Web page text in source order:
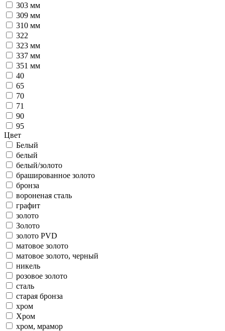
303 мм
309 мм
310 мм
322
323 мм
337 мм
351 мм
40
65
70
71
90
95
Цвет
Белый
белый
белый/золото
брашированное золото
бронза
вороненая сталь
графит
золото
Золото
золото PVD
матовое золото
матовое золото, черный
никель
розовое золото
сталь
старая бронза
хром
Хром
хром, мрамор